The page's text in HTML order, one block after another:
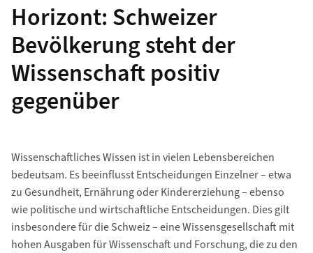
Horizont: Schweizer
Bevölkerung steht der
Wissenschaft positiv
gegenüber
Wissenschaftliches Wissen ist in vielen Lebensbereichen
bedeutsam. Es beeinflusst Entscheidungen Einzelner – etwa
zu Gesundheit, Ernährung oder Kindererziehung – ebenso
wie politische und wirtschaftliche Entscheidungen. Dies gilt
insbesondere für die Schweiz – eine Wissensgesellschaft mit
hohen Ausgaben für Wissenschaft und Forschung, die zu den